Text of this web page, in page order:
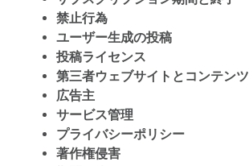
禁止行為
ユーザー生成の投稿
投稿ライセンス
第三者ウェブサイトとコンテンツ
広告主
サービス管理
プライバシーポリシー
著作権侵害